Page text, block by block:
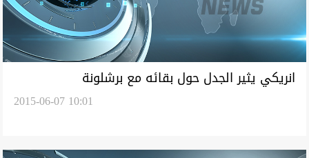
انريكي يثير الجدل حول بقائه مع برشلونة
2015-06-07 10:01